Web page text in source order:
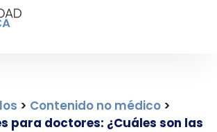
> Contenido no médico >
para doctores: ¿Cuáles son las